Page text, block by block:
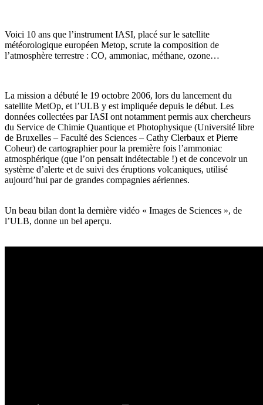
Voici 10 ans que l’instrument IASI, placé sur le satellite
météorologique européen Metop, scrute la composition de
l’atmosphère terrestre : CO, ammoniac, méthane, ozone…
La mission a débuté le 19 octobre 2006, lors du lancement du
satellite MetOp, et l’ULB y est impliquée depuis le début. Les
données collectées par IASI ont notamment permis aux chercheurs
du Service de Chimie Quantique et Photophysique (Université libre
de Bruxelles – Faculté des Sciences – Cathy Clerbaux et Pierre
Coheur) de cartographier pour la première fois l’ammoniac
atmosphérique (que l’on pensait indétectable !) et de concevoir un
système d’alerte et de suivi des éruptions volcaniques, utilisé
aujourd’hui par de grandes compagnies aériennes.
Un beau bilan dont la dernière vidéo « Images de Sciences », de
l’ULB, donne un bel aperçu.